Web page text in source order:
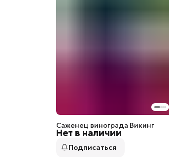
Нет в наличии
Саженец винограда Викинг
Подписаться